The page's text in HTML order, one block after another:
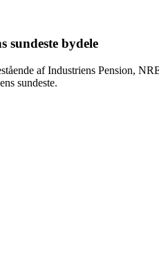
sundeste bydele
af Industriens Pension,
sundeste.